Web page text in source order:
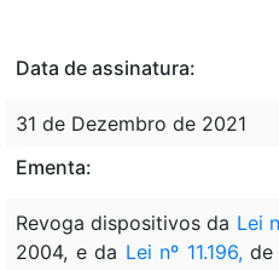
Data de assinatura:
31 de Dezembro de 2021
Ementa:
Revoga dispositivos da Lei
2004, e da Lei nº 11.196,de